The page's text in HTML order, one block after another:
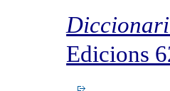
Edicions